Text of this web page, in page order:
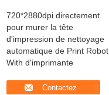
720*2880dpi directement
pour murer la tête
d'impression de nettoyage
automatique de Print Robot
With d'imprimante
Contactez